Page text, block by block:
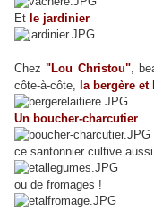
Et le jardinier
Chez"Lou Christou",
côte-à-côte, la bergère
Un boucher-charcutier
ce santonnier cultive
ou de fromages !